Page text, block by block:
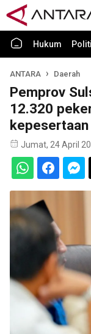
Hukum
ANTARA Daerah
Pemprov
12.320
kepesertaan
Jumat, 24 April